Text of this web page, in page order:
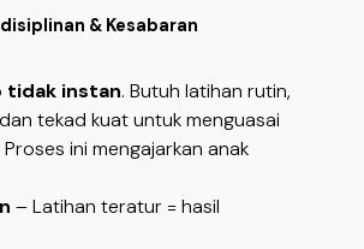
& Kesabaran
tidak instan. Butuh latihan rutin,
tekad kuat untuk menguasai
ini mengajarkan anak
– Latihan teratur = hasil